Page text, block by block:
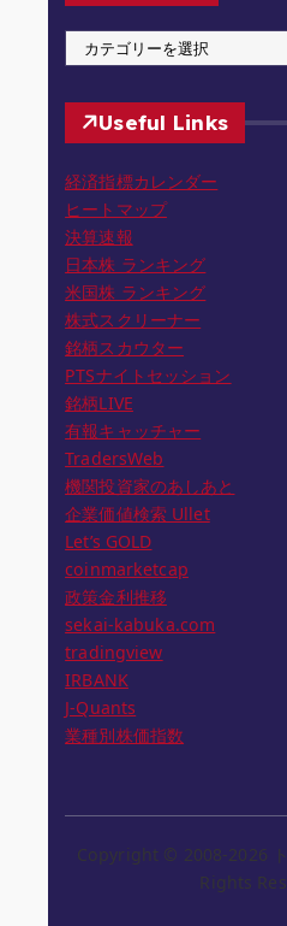
e
a
t
o
r
y
Useful Links
経済指標カレンダー
ヒートマップ
決算速報
日本株 ランキング
米国株 ランキング
株式スクリーナー
銘柄スカウター
PTSナイトセッション
銘柄LIVE
有報キャッチャー
TradersWeb
機関投資家のあしあと
企業価値検索 Ullet
Let’s GOLD
coinmarketcap
政策金利推移
sekai-kabuka.com
tradingview
IRBANK
J-Quants
業種別株価指数
Copyright © 2008-2026
Rights